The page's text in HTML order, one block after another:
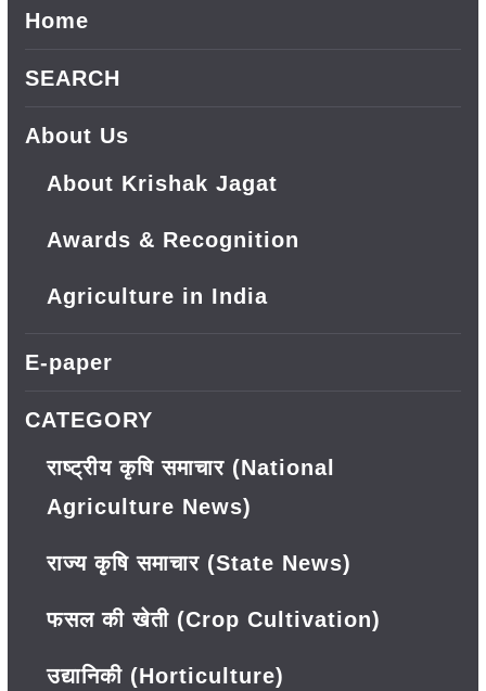
Home
SEARCH
About Us
About Krishak Jagat
Awards & Recognition
Agriculture in India
E-paper
CATEGORY
राष्ट्रीय कृषि समाचार (National
Agriculture News)
राज्य कृषि समाचार (State News)
फसल की खेती (Crop Cultivation)
उद्यानिकी (Horticulture)